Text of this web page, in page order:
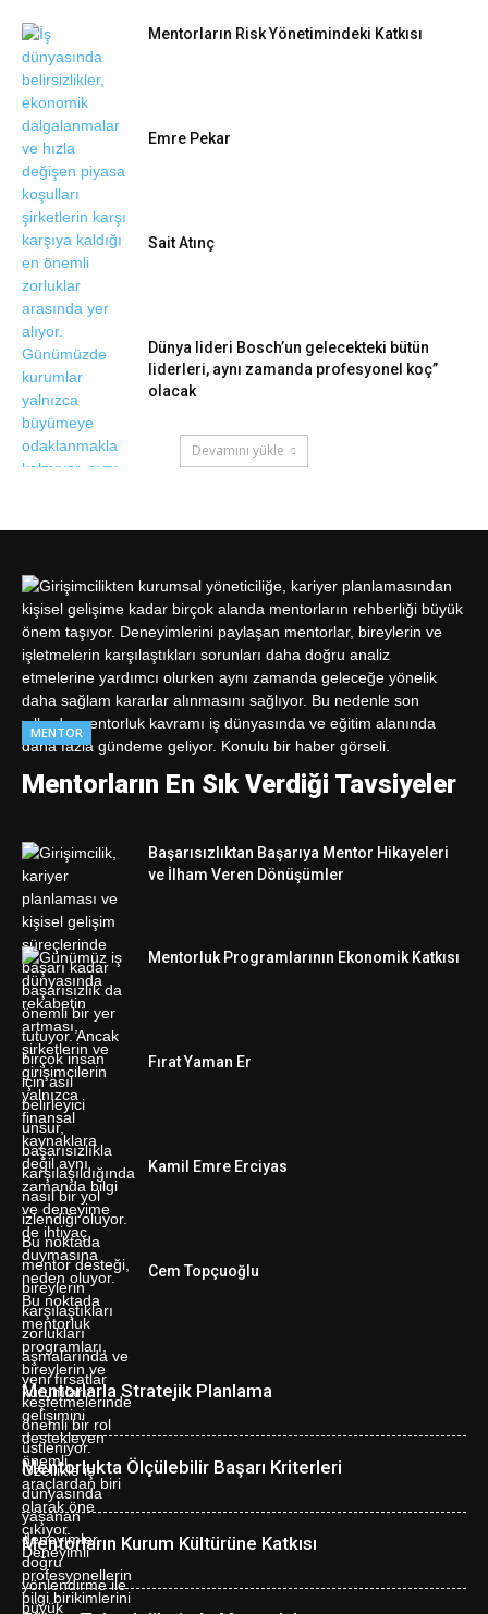
Mentorların Risk Yönetimindeki Katkısı
Emre Pekar
Sait Atınç
Dünya lideri Bosch’un gelecekteki bütün
liderleri, aynı zamanda profesyonel koç”
olacak
Devamını yükle
MENTOR
Mentorların En Sık Verdiği Tavsiyeler
Başarısızlıktan Başarıya Mentor Hikayeleri
ve İlham Veren Dönüşümler
Mentorluk Programlarının Ekonomik Katkısı
Fırat Yaman Er
Kamil Emre Erciyas
Cem Topçuoğlu
Mentorlarla Stratejik Planlama
Mentorlukta Ölçülebilir Başarı Kriterleri
Mentorların Kurum Kültürüne Katkısı